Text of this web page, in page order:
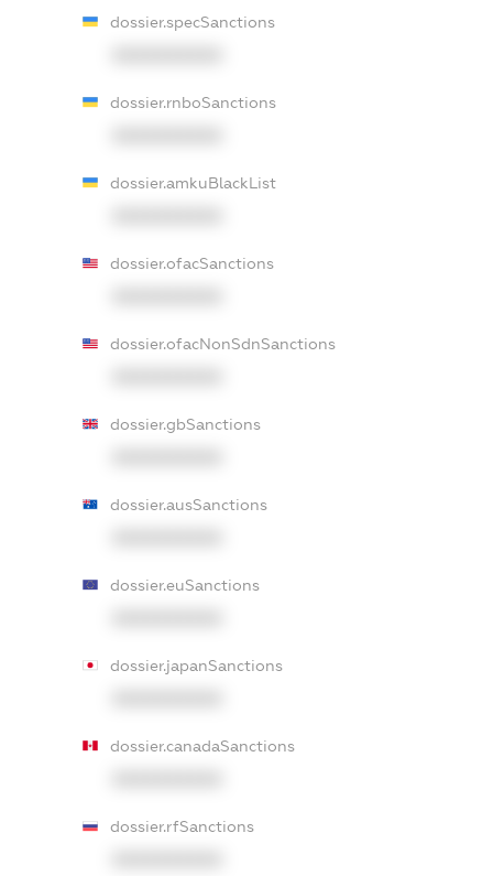
dossier.specSanctions
dossier.rnboSanctions
dossier.amkuBlackList
dossier.ofacSanctions
dossier.ofacNonSdnSanctions
dossier.gbSanctions
dossier.ausSanctions
dossier.euSanctions
dossier.japanSanctions
dossier.canadaSanctions
dossier.rfSanctions